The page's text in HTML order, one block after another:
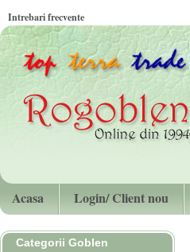
Intrebari frecvente
Acasa Login/ Client nou
Categorii Goblen